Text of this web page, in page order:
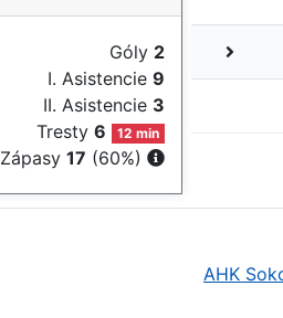
Góly 2
I. Asistencie 9
II. Asistencie 3
Tresty6 12 min
Zápasy 17 (60%)
AHK